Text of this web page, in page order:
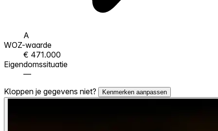
A
WOZ-waarde
€ 471.000
Eigendomssituatie
—
Kloppen je gegevens niet?
Kenmerken aanpassen